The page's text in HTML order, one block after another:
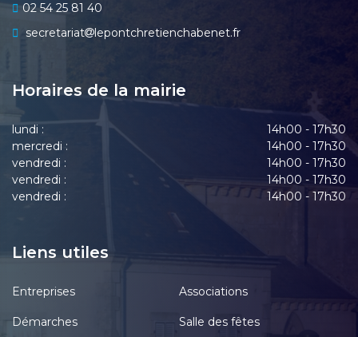
02 54 25 81 40
secretariat
lepontchretienchabenet.fr
Horaires de la mairie
lundi :
14h00 - 17h30
mercredi :
14h00 - 17h30
vendredi :
14h00 - 17h30
vendredi :
14h00 - 17h30
vendredi :
14h00 - 17h30
Liens utiles
Entreprises Associations
Démarches Salle des fêtes